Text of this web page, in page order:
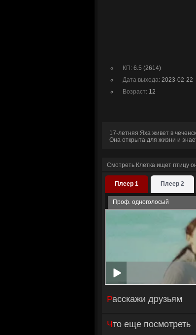
КП: 6.5 (2614)
Дата выхода: 2023-02-22
Возраст: 12
17-летняя Яха живет в
Она открыта для жизни и
Смотреть Клетка ищет птицу
Плеер 1 Плеер 2
Проф. одноголосый
Расскажи друзьям
Что еще посмотреть